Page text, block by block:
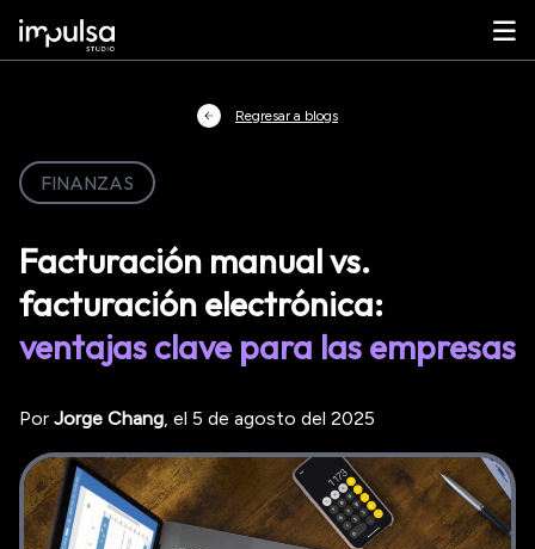
Regresar a blogs
FINANZAS
Facturación manual vs.
facturación electrónica:
ventajas clave para las empresas
Por Jorge Chang, el 5 de agosto del 2025